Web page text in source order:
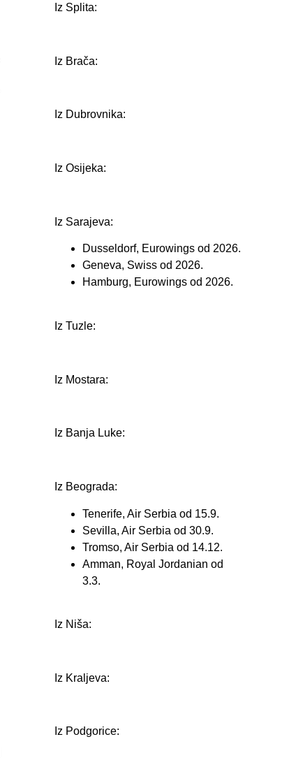
Iz Splita:
Iz Brača:
Iz Dubrovnika:
Iz Osijeka:
Iz Sarajeva:
Dusseldorf, Eurowings od 2026.
Geneva, Swiss od 2026.
Hamburg, Eurowings od 2026.
Iz Tuzle:
Iz Mostara:
Iz Banja Luke:
Iz Beograda:
Tenerife, Air Serbia od 15.9.
Sevilla, Air Serbia od 30.9.
Tromso, Air Serbia od 14.12.
Amman, Royal Jordanian od
3.3.
Iz Niša:
Iz Kraljeva:
Iz Podgorice: